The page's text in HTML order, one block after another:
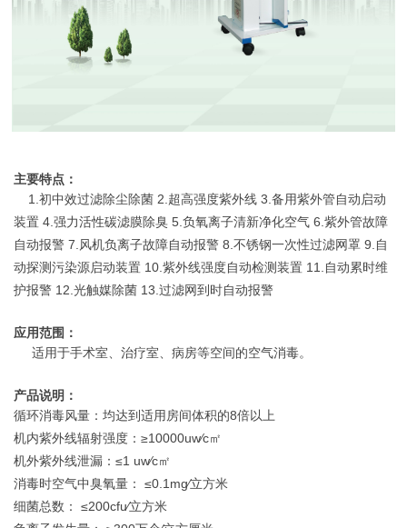
主要特点：
1.初中效过滤除尘除菌 2.超高强度紫外线 3.备用紫外管自动启动
装置 4.强力活性碳滤膜除臭 5.负氧离子清新净化空气 6.紫外管故障
自动报警 7.风机负离子故障自动报警 8.不锈钢一次性过滤网罩 9.自
动探测污染源启动装置 10.紫外线强度自动检测装置 11.自动累时维
护报警 12.光触媒除菌 13.过滤网到时自动报警
应用范围：
适用于手术室、治疗室、病房等空间的空气消毒。
产品说明：
循环消毒风量：均达到适用房间体积的8倍以上
机内紫外线辐射强度：≥10000uw∕c㎡
机外紫外线泄漏：≤1 uw∕c㎡
消毒时空气中臭氧量： ≤0.1mg∕立方米
细菌总数： ≤200cfu∕立方米